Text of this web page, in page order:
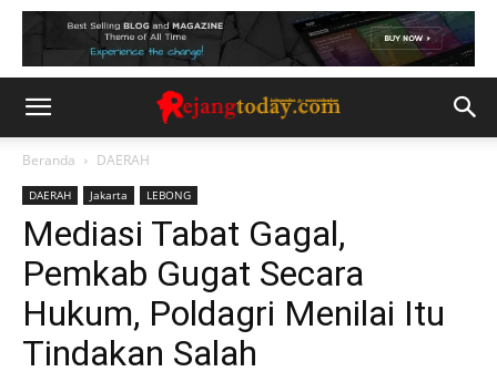
Beranda DAERAH
DAERAH Jakarta LEBONG
Mediasi Tabat Gagal,
Pemkab Gugat Secara
Hukum, Poldagri Menilai Itu
Tindakan Salah